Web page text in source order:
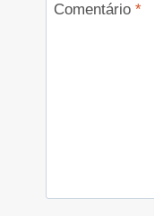
Comentário *